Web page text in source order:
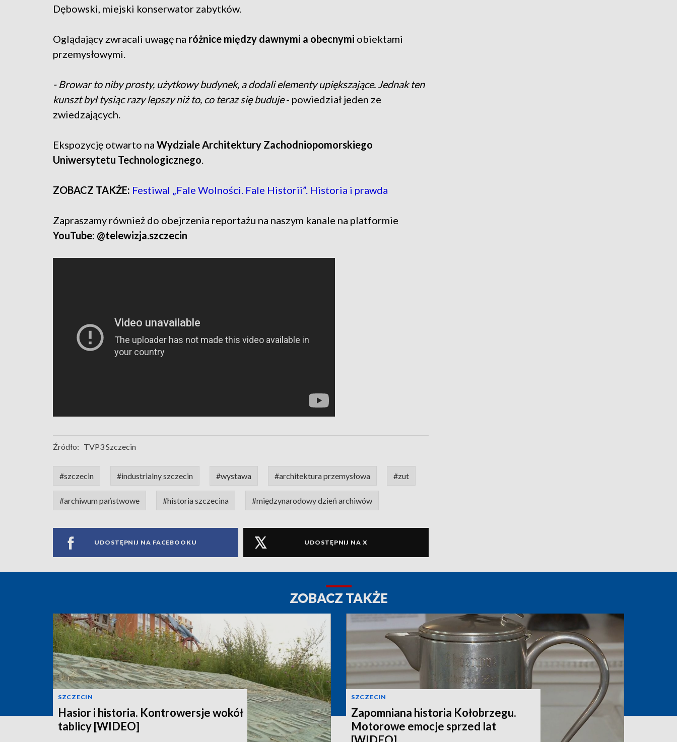
Dębowski, miejski konserwator zabytków.
Oglądający zwracali uwagę na różnice między dawnymi a obecnymi obiektami
przemysłowymi.
- Browar to niby prosty, użytkowy budynek, a dodali elementy upiększające. Jednak ten
kunszt był tysiąc razy lepszy niż to, co teraz się buduje- powiedział jeden ze
zwiedzających.
Ekspozycję otwarto na Wydziale Architektury Zachodniopomorskiego
Uniwersytetu Technologicznego
ZOBACZ TAKŻE: Festiwal „Fale Wolności. Fale Historii”. Historia i prawda
Zapraszamy również do obejrzenia reportażu na naszym kanale na platformie
YouTube: @telewizja.szczecin
Źródło: TVP3 Szczecin
#szczecin #industrialny szczecin #wystawa #architektura przemysłowa #zut
#archiwum państwowe #historia szczecina #międzynarodowy dzień archiwów
UDOSTĘPNIJ NA FACEBOOKU UDOSTĘPNIJ NA X
ZOBACZ TAKŻE
SZCZECIN
Hasior i historia. Kontrowersje wokół
tablicy [WIDEO]
SZCZECIN
Zapomniana historia Kołobrzegu.
Motorowe emocje sprzed lat